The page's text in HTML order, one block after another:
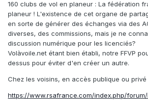
160 clubs de vol en planeur : La fédération
planeur ! L'existence de cet organe de
en sorte de générer des échanges via des
diverses, des commissions, mais je ne
discussion numérique pour les licenciés?
Volàvoile.net étant bien établi, notre FFVP
dessus pour éviter d'en créer un autre.
Chez les voisins, en accès publique ou privé
https://www.rsafrance.com/index.php/